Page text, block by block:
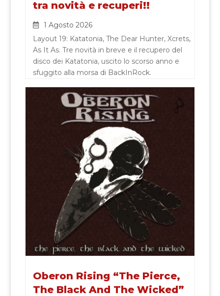
tra novità e recuperi!!
1 Agosto 2026
Layout 19: Katatonia, The Dear Hunter, Xcrets,
As It As. Tre novità in breve e il recupero del
disco dei Katatonia, uscito lo scorso anno e
sfuggito alla morsa di BackInRock.
Oberon Rising “The Pierce,
The Black And The Wicked”